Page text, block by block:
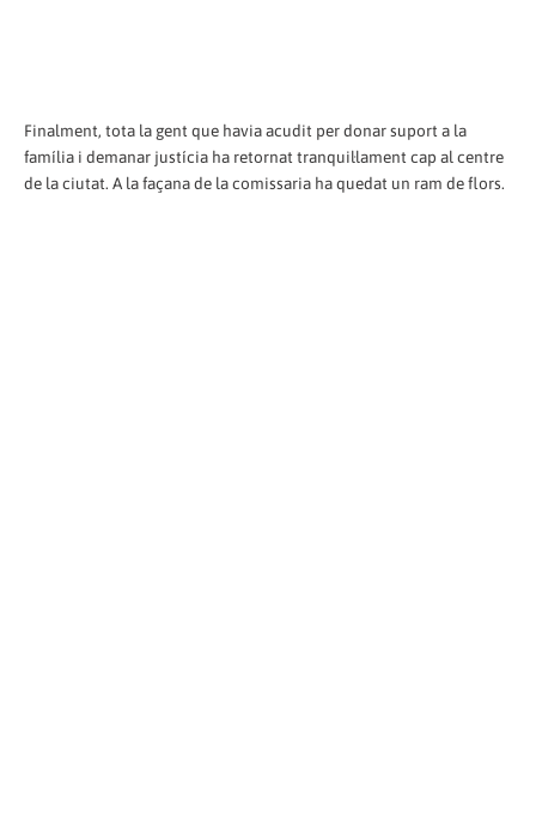
Finalment, tota la gent que havia acudit per donar suport a la
família i demanar justícia ha retornat tranquil·lament cap al centre
de la ciutat. A la façana de la comissaria ha quedat un ram de flors.